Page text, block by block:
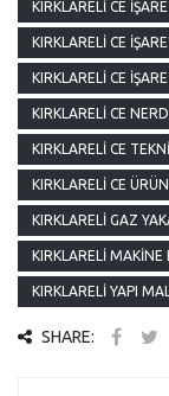
KIRKLARELI CE
KIRKLARELI CE
KIRKLARELI CE
KIRKLARELI CE
KIRKLARELI CE
KIRKLARELI CE
KIRKLARELI GAZ
KIRKLARELI
KIRKLARELI YAPI
SHARE: